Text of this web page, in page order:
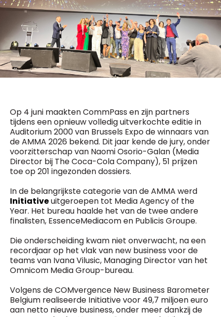
Op 4 juni maakten CommPass en zijn partners
tijdens een opnieuw volledig uitverkochte editie in
Auditorium 2000 van Brussels Expo de winnaars van
de AMMA 2026 bekend. Dit jaar kende de jury, onder
voorzitterschap van Naomi Osorio-Galan (Media
Director bij The Coca-Cola Company), 51 prijzen
toe op 201 ingezonden dossiers.
In de belangrijkste categorie van de AMMA werd
Initiativeuitgeroepen tot Media Agency of the
Year. Het bureau haalde het van de twee andere
finalisten, EssenceMediacom en Publicis Groupe.
Die onderscheiding kwam niet onverwacht, na een
recordjaar op het vlak van new business voor de
teams van Ivana Vilusic, Managing Director van het
Omnicom Media Group-bureau.
Volgens de COMvergence New Business Barometer
Belgium realiseerde Initiative voor 49,7 miljoen euro
aan netto nieuwe business, onder meer dankzij de
Fred Bouchar
0498 88 64 89
f.bouchar@mm.be
Chief Editor
Griet Byl
0475 97 12 57
Chief Editor
Damien Lemaire
0477 37 31 65
d.lemaire@mm.be
BEVESTIGEN
Daily
Freemium
access
5 x week
MM e - News
10 x year
Research
10 x year
MM Blue
4 x year
MM Magazine
(digital)
Vragen ?